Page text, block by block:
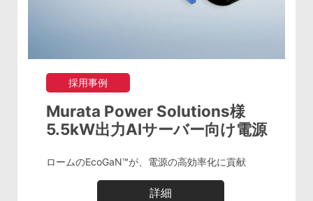
採用事例
Murata Power Solutions様
5.5kW出力AIサーバー向け電源
ロームのEcoGaN™が、電源の高効率化に貢献
詳細